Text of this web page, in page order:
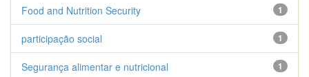
1
Food and Nutrition Security
1
participação social
1
Segurança alimentar e nutricional